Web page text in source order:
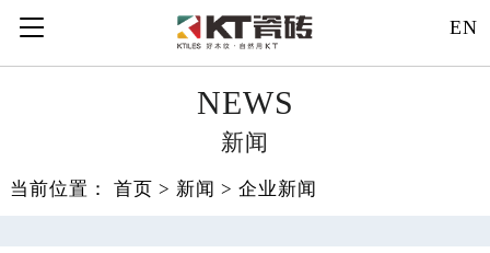
EN
NEWS
新闻
当前位置： 首页 > 新闻 > 企业新闻